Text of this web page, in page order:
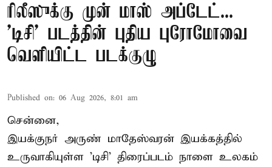
ரிலீஸுக்கு முன் மாஸ் அப்டேட்...
'டிசி' படத்தின் புதிய புரோமோவை
வெளியிட்ட படக்குழு
Published on: 06 Aug 2026, 8:01 am
சென்னை,
இயக்குநர் அருண் மாதேஸ்வரன் இயக்கத்தில்
உருவாகியுள்ள 'டிசி' திரைப்படம் நாளை உலகம்